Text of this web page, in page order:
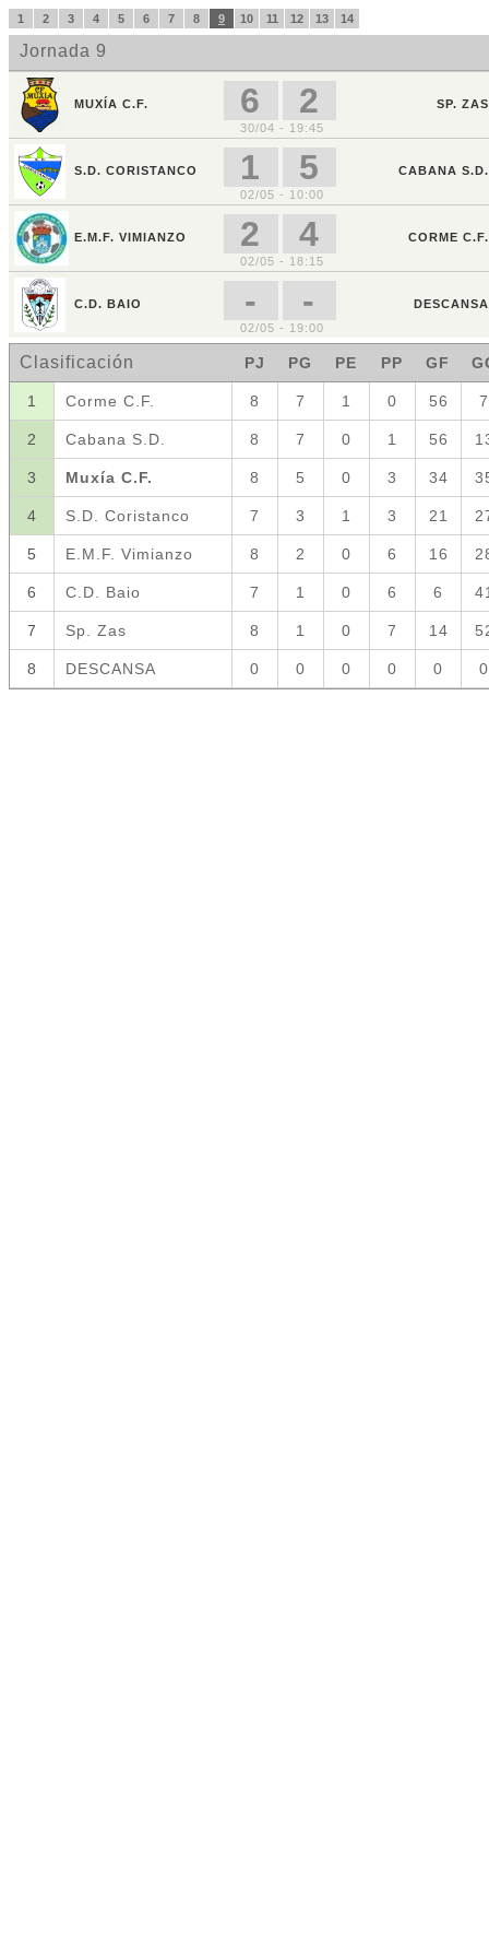
1 2 3 4 5 6 7 8 9 10 11 12 13 14
Jornada 9
MUXÍA C.F. 6 2
SP. ZAS
30/04 - 19:45
S.D. CORISTANCO 1 5
CABANA S.D.
02/05 - 10:00
E.M.F. VIMIANZO 2 4
CORME C.F.
02/05 - 18:15
C.D. BAIO - -
DESCANSA
02/05 - 19:00
Clasificación PJ PG PE PP GF
1 Corme C.F. 8 7 1 0 56 7
2 Cabana S.D. 8 7 0 1 56
3 Muxía C.F. 8 5 0 3 34
4 S.D. Coristanco 7 3 1 3 21
5 E.M.F. Vimianzo 8 2 0 6 16
6 C.D. Baio 7 1 0 6 6
7 Sp. Zas 8 1 0 7 14
8 DESCANSA 0 0 0 0 0 0